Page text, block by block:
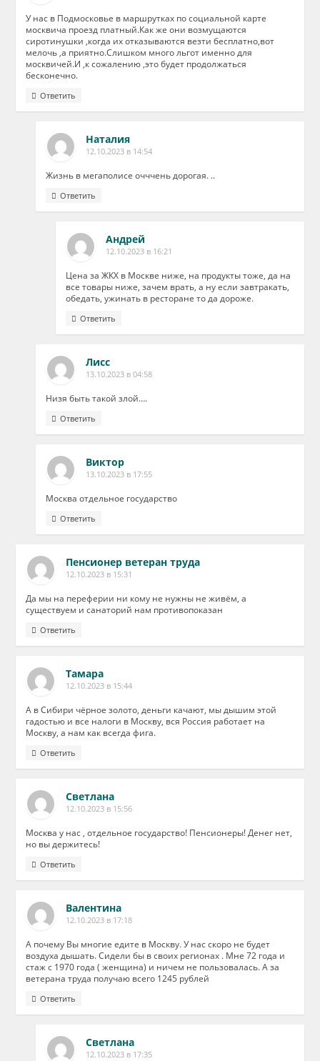
У нас в Подмосковье в маршрутках по социальной карте
москвича проезд платный.Как же они возмущаются
сиротинушки ,когда их отказываются везти бесплатно,вот
мелочь ,а приятно.Слишком много льгот именно для
москвичей.И ,к сожалению ,это будет продолжаться
бесконечно.
Ответить
Наталия
12.10.2023 в 14:54
Жизнь в мегаполисе очччень дорогая. ..
Ответить
Андрей
12.10.2023 в 16:21
Цена за ЖКХ в Москве ниже, на продукты тоже, да на
все товары ниже, зачем врать, а ну если завтракать,
обедать, ужинать в ресторане то да дороже.
Ответить
Лисс
13.10.2023 в 04:58
Низя быть такой злой….
Ответить
Виктор
13.10.2023 в 17:55
Москва отдельное государство
Ответить
Пенсионер ветеран труда
12.10.2023 в 15:31
Да мы на переферии ни кому не нужны не живём, а
существуем и санаторий нам противопоказан
Ответить
Тамара
12.10.2023 в 15:44
А в Сибири чёрное золото, деньги качают, мы дышим этой
гадостью и все налоги в Москву, вся Россия работает на
Москву, а нам как всегда фига.
Ответить
Светлана
12.10.2023 в 15:56
Москва у нас , отдельное государство! Пенсионеры! Денег нет,
но вы держитесь!
Ответить
Валентина
12.10.2023 в 17:18
А почему Вы многие едите в Москву. У нас скоро не будет
воздуха дышать. Сидели бы в своих регионах . Мне 72 года и
стаж с 1970 года ( женщина) и ничем не пользовалась. А за
ветерана труда получаю всего 1245 рублей
Ответить
Светлана
12.10.2023 в 17:35